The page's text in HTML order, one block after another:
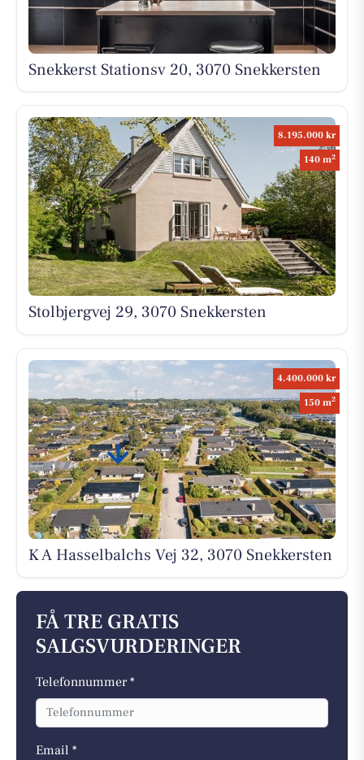
Snekkerst Stationsv 20, 3070 Snekkersten
8.195.000 kr
140 m2
Stolbjergvej 29, 3070 Snekkersten
4.400.000 kr
150 m2
K A Hasselbalchs Vej 32, 3070 Snekkersten
FÅ TRE GRATIS
SALGSVURDERINGER
Telefonnummer *
Email *